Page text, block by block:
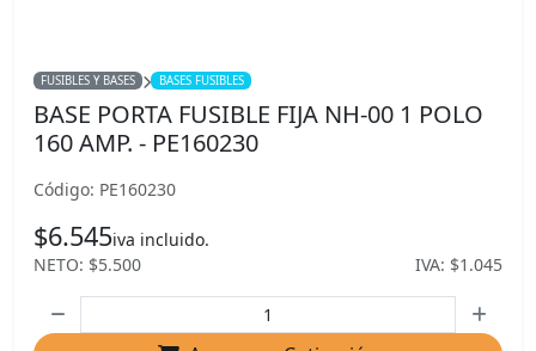
FUSIBLES Y BASES BASES FUSIBLES
BASE PORTA FUSIBLE FIJA NH-00 1 POLO
160 AMP. - PE160230
Código: PE160230
$6.545iva incluido.
NETO: $5.500
IVA: $1.045